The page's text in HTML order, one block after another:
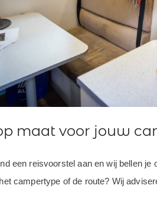
maat voor jouw
een reisvoorstel aan en wij bellen
campertype of de route? Wij